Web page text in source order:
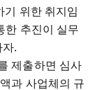
기 위한 취지임
한 추진이 실무
.
제출하면 심사
과 사업체의 규